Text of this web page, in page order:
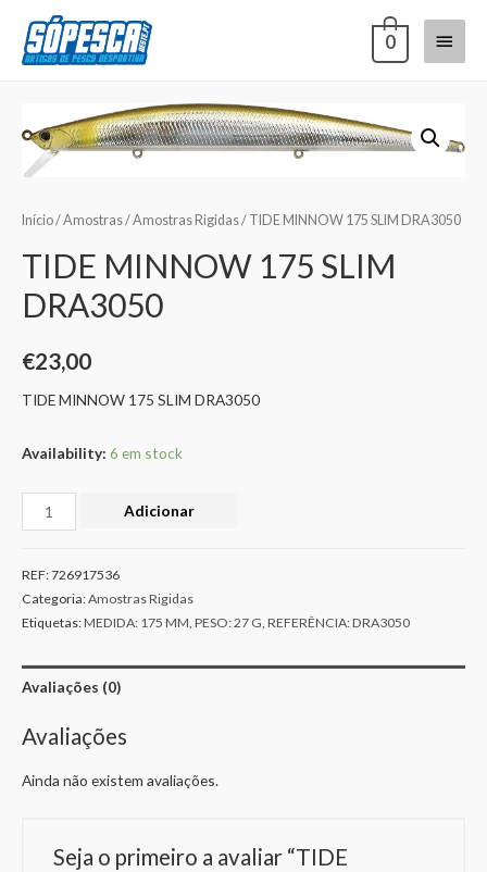
0
Início/Amostras/Amostras Rigidas/ TIDE MINNOW 175 SLIM DRA3050
TIDE MINNOW 175 SLIM
DRA3050
€23,00
TIDE MINNOW 175 SLIM DRA3050
Availability: 6 em stock
Adicionar
REF:726917536
Categoria:Amostras Rigidas
Etiquetas:MEDIDA: 175 MM PESO: 27 G REFERÊNCIA: DRA3050
Avaliações (0)
Avaliações
Ainda não existem avaliações.
Seja o primeiro a avaliar “TIDE